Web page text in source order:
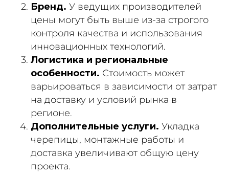
Бренд. У ведущих производителей
цены могут быть выше из-за строгого
контроля качества и использования
инновационных технологий.
Логистика и региональные
особенности. Стоимость может
варьироваться в зависимости от затрат
на доставку и условий рынка в
регионе.
Дополнительные услуги. Укладка
черепицы, монтажные работы и
доставка увеличивают общую цену
проекта.